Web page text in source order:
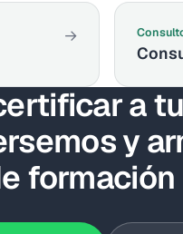
→
a
y
formación